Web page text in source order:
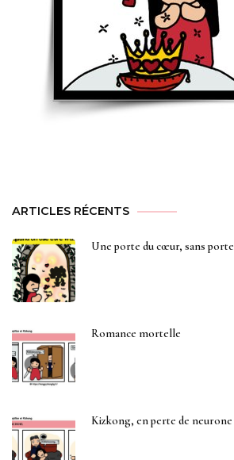
ARTICLES RÉCENTS
Une porte du cœur, sans porte
Romance mortelle
Kizkong, en perte de neurone